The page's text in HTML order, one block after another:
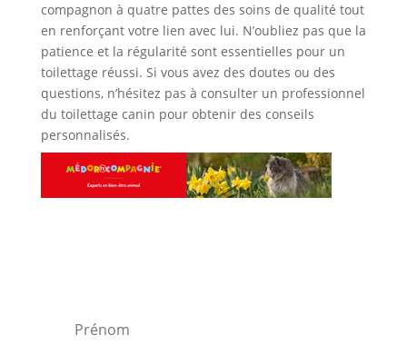
compagnon à quatre pattes des soins de qualité tout
en renforçant votre lien avec lui. N’oubliez pas que la
patience et la régularité sont essentielles pour un
toilettage réussi. Si vous avez des doutes ou des
questions, n’hésitez pas à consulter un professionnel
du toilettage canin pour obtenir des conseils
personnalisés.